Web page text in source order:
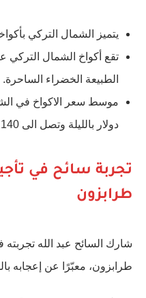
يتميز الشمال التركي
تقع أكواخ الشمال التركي
الطبيعة الخضراء الساحرة.
دولار بالليلة وتصل الى 140 دولار.
تجربة سائح في
طرابزون
شارك السائح عبد الله
طرابزون، معبّرًا عن إعجابه